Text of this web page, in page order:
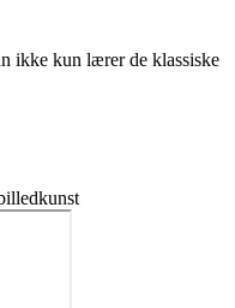
ikke kun lærer de klassiske